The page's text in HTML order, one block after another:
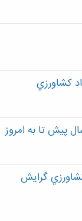
کشاورزي
كشاورزي گرايش